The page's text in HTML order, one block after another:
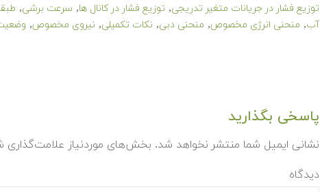
توزیع فشار در جریانات متغیر تدریجی, توزیع فشار در کانال ها, سرعت برشی,
آب, منحنی انرژی مخصوص, منحنی دبی, نکات تکمیلی, نیروی مخصوص,
پاسخی بگذارید
نشانی ایمیل شما منتشر نخواهد شد. بخش‌های موردنیاز علامت‌گذاری
دیدگاه